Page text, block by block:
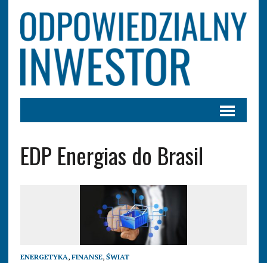
EDP Energias do Brasil
ENERGETYKA, FINANSE, ŚWIAT